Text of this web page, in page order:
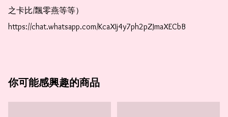
之卡比/飄零燕等等）
https://chat.whatsapp.com/KcaXIj4y7ph2pZJmaXECbB
你可能感興趣的商品